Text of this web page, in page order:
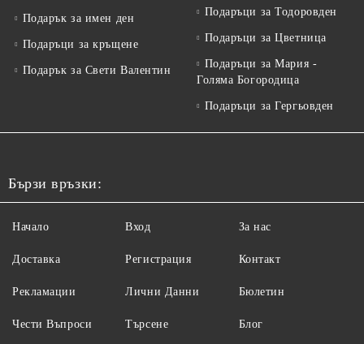
Подарък за имен ден
Подаръци за кръщене
Подарък за Свети Валентин
Подаръци за Тодоровден
Подаръци за Цветница
Подаръци за Мария -
Голяма Богородица
Подаръци за Гергьовден
Бързи връзки:
Начало
Доставка
Рекламации
Чести Въпроси
Вход
Регистрация
Лични Данни
Търсене
За нас
Контакт
Бюлетин
Блог